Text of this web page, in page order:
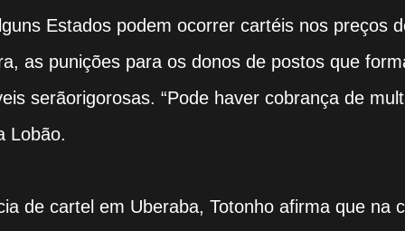
Estados podem ocorrer cartéis nos preços
as punições para os donos de postos que
serãorigorosas. “Pode haver cobrança de
Lobão.
de cartel em Uberaba, Totonho afirma que na